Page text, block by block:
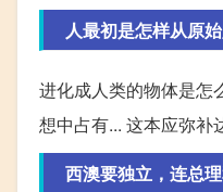
人最初是怎样从原
进化成人类的物体是怎
想中占有... 这本应弥补
西澳要独立，连总